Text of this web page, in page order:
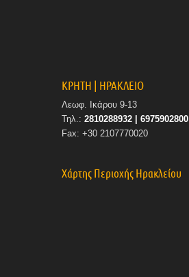
ΚΡΗΤΗ | ΗΡΑΚΛΕΙΟ
Λεωφ. Ικάρου 9-13
Τηλ.: 2810288932 | 6975902800
Fax: +30 2107770020
Χάρτης Περιοχής Ηρακλείου